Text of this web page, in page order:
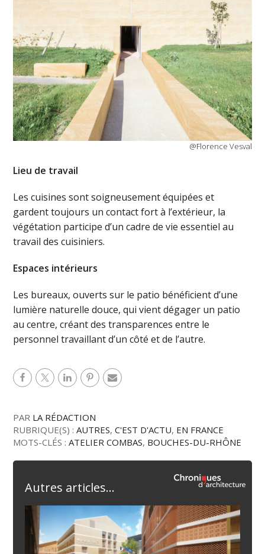
@Florence Vesval
Lieu de travail
Les cuisines sont soigneusement équipées et
gardent toujours un contact fort à l’extérieur, la
végétation participe d’un cadre de vie essentiel au
travail des cuisiniers.
Espaces intérieurs
Les bureaux, ouverts sur le patio bénéficient d’une
lumière naturelle douce, qui vient dégager un patio
au centre, créant des transparences entre le
personnel travaillant d’un côté et de l’autre.
PAR LA RÉDACTION
RUBRIQUE(S) :AUTRES,C'EST D'ACTU, EN FRANCE
MOTS-CLÉS :ATELIER COMBAS, BOUCHES-DU-RHÔNE
Autres articles...